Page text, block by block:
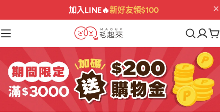
滿$3000送$200購物金💰 02 : 04 :
購
物
車